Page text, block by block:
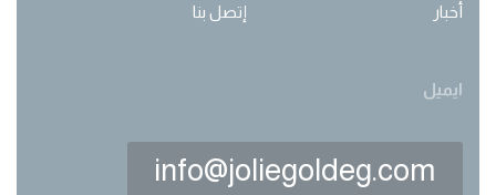
أخبار
إتصل بنا
ايميل
info@joliegoldeg.com